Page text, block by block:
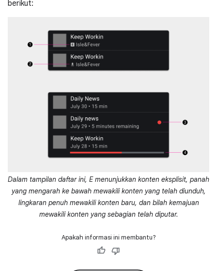
berikut:
Dalam tampilan daftar ini, E menunjukkan konten eksplisit, panah
yang mengarah ke bawah mewakili konten yang telah diunduh,
lingkaran penuh mewakili konten baru, dan bilah kemajuan
mewakili konten yang sebagian telah diputar.
Apakah informasi ini membantu?